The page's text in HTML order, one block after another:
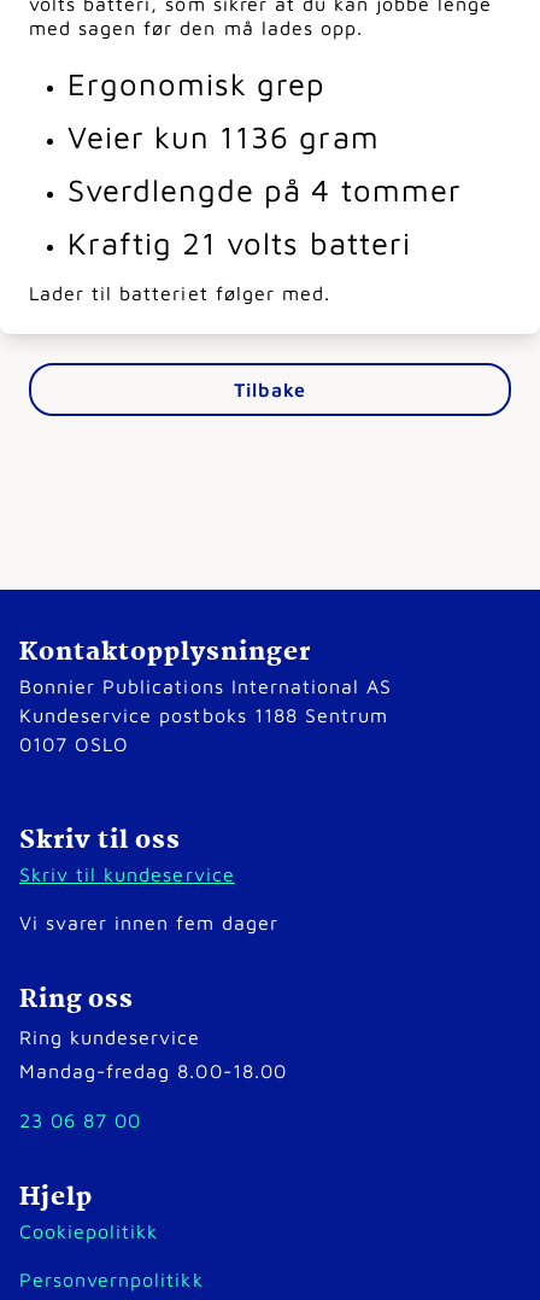
med sagen før den må lades opp.
Ergonomisk grep
Veier kun 1136 gram
Sverdlengde på 4 tommer
Kraftig 21 volts batteri
Lader til batteriet følger med.
Tilbake
Kontaktopplysninger
Bonnier Publications International AS
Kundeservice postboks 1188 Sentrum
0107 OSLO
Skriv til oss
Skriv til kundeservice
Vi svarer innen fem dager
Ring oss
Ring kundeservice
Mandag-fredag 8.00-18.00
23 06 87 00
Hjelp
Cookiepolitikk
Personvernpolitikk